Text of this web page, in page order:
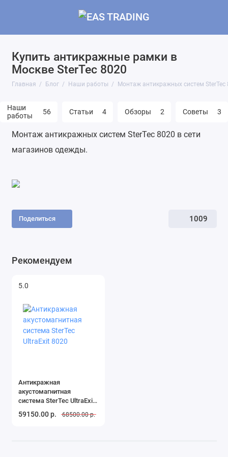
Купить антикражные рамки в
Москве SterTec 8020
Главная Блог Наши работы Монтаж антикражных систем SterTec
Наши
работы
56 Статьи 4 Обзоры 2 Советы 3
Монтаж антикражных систем SterTec 8020 в сети
магазинов одежды.
Поделиться 1009
Рекомендуем
5.0
Антикражная
акустомагнитная
система SterTec UltraExit
8020
59150.00 р. 68500.00 р.